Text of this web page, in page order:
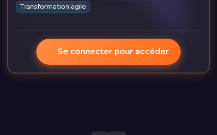
Transformation agile
Se connecter pour accéder